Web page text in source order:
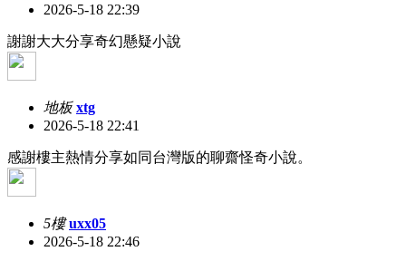
2026-5-18 22:39
謝謝大大分享奇幻懸疑小說
地板 xtg
2026-5-18 22:41
感謝樓主熱情分享如同台灣版的聊齋怪奇小說。
5樓 uxx05
2026-5-18 22:46